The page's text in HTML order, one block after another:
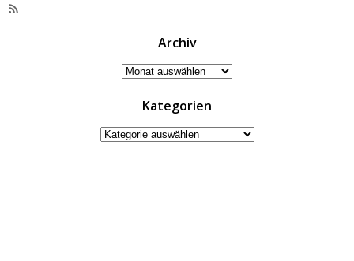
RSS-
Archiv
Archiv
Kategorien
Kategorien